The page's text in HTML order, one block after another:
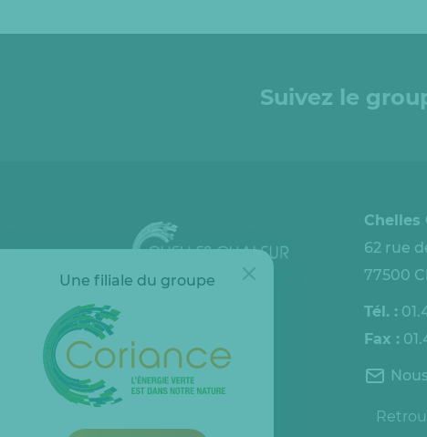
Suivez le
Espace client
Chelles
62 rue
77500
Tél. :
Fax :
Une filiale du groupe